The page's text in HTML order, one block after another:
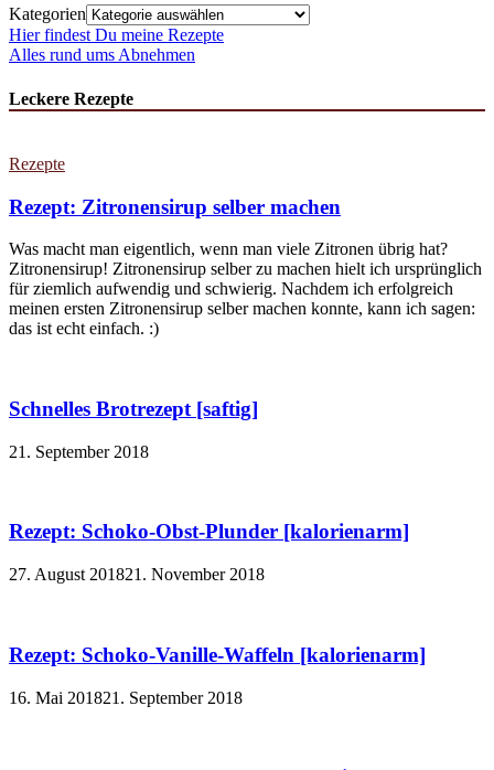
Kategorien
Hier findest Du meine Rezepte
Alles rund ums Abnehmen
Leckere Rezepte
Rezepte
Rezept: Zitronensirup selber machen
Was macht man eigentlich, wenn man viele Zitronen übrig hat?
Zitronensirup! Zitronensirup selber zu machen hielt ich ursprünglich
für ziemlich aufwendig und schwierig. Nachdem ich erfolgreich
meinen ersten Zitronensirup selber machen konnte, kann ich sagen:
das ist echt einfach. :)
Schnelles Brotrezept [saftig]
21. September 2018
Rezept: Schoko-Obst-Plunder [kalorienarm]
27. August 201821. November 2018
Rezept: Schoko-Vanille-Waffeln [kalorienarm]
16. Mai 201821. September 2018